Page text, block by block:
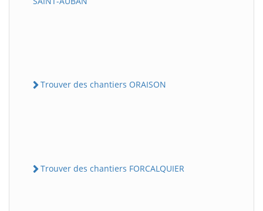
Trouver des chantiers ORAISON
Trouver des chantiers FORCALQUIER